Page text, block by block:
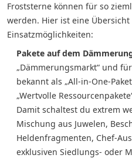
Froststerne können für so
werden. Hier ist eine
Einsatzmöglichkeiten:
Pakete auf dem
„Dämmerungsmarkt“ und
bekannt als „All-in-One-
„Wertvolle
Damit schaltest du extrem
Mischung aus Juwelen,
Heldenfragmenten, Chef-
exklusiven Siedlungs- oder